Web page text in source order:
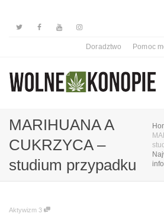
Doradztwo Pomoc
MARIHUANA A
CUKRZYCA –
studium przypadku
Aktywizm 3